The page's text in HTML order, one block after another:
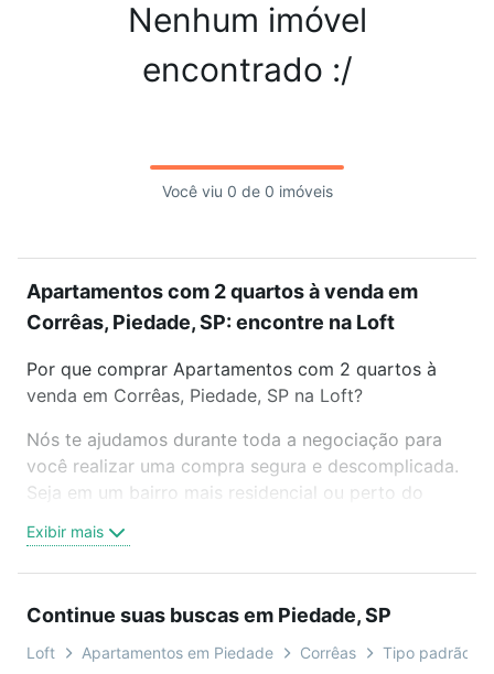
Nenhum imóvel
encontrado :/
Você viu 0 de 0 imóveis
Apartamentos com 2 quartos à venda em
Corrêas, Piedade, SP: encontre na Loft
Por que comprar Apartamentos com 2 quartos à
venda em Corrêas, Piedade, SP na Loft?
Nós te ajudamos durante toda a negociação para
você realizar uma compra segura e descomplicada.
Seja em um bairro mais residencial ou perto do
oferta ideal de Apartamentos com 2 quartos à
venda em Corrêas, Piedade, SP para conquistar seu
videochamada, é grátis, sem compromisso e você
ainda conta com mais de 46 mil corretores e
Exibir mais
Continue suas buscas em Piedade, SP
Loft Apartamentos em Piedade Corrêas Tipo padrão,